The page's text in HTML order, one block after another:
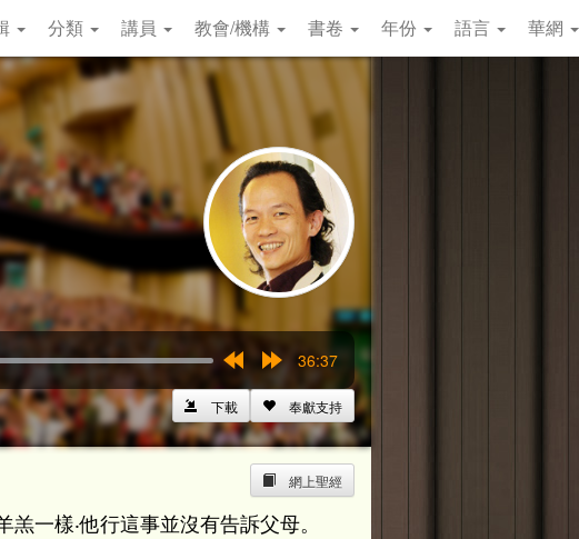
分類 講員 教會/機構 書卷 年份 語言 華網
15s
Forward
15s
36:37
奉獻支持
下載
網上聖經
一樣‧他行這事並沒有告訴父母。